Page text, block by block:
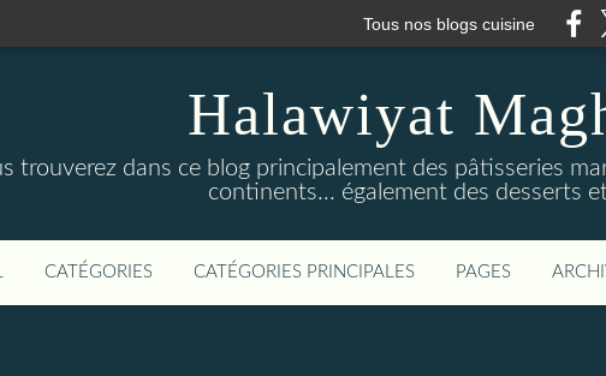
Tous nos blogs cuisine
Halawiyat
trouverez dans ce blog principalement des pâtisseries
continents... également des desserts
CATÉGORIES CATÉGORIES PRINCIPALES PAGES